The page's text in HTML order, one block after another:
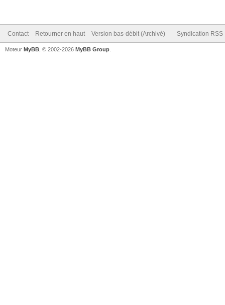
Contact Retourner en haut Version bas-débit (Archivé) Syndication RSS
Moteur MyBB , © 2002-2026 MyBB Group